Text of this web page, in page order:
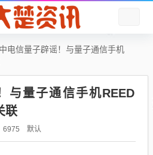
中电信量子辟谣！与量子通信手机
与量子通信手机REED
联
6975 默认